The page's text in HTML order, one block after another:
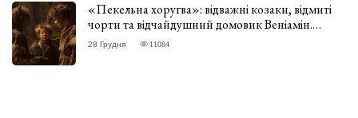
«Пекельна хоругва»: відважні козаки, відмиті
чорти та відчайдушний домовик Веніамін.
ВІДГУК
28 Грудня 11084